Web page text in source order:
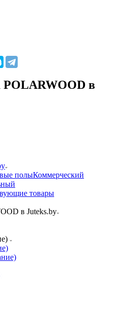
POLARWOOD в
полыКоммерческий
товары
в Juteks.by